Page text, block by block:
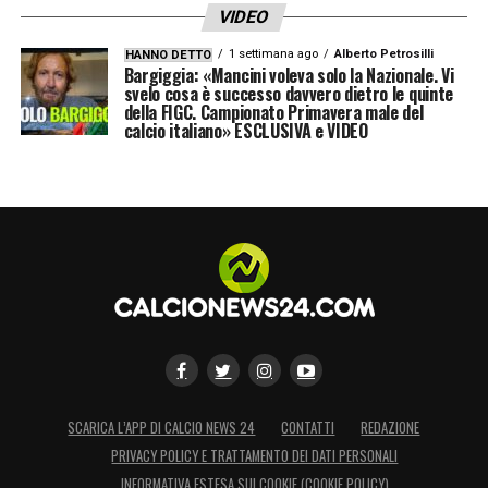
LA PLAYLIST DELLE NOSTRE TOP NEWS
VIDEO
HANNO DETTO 1 settimana ago Alberto Petrosilli
Bargiggia: «Mancini voleva solo la Nazionale. Vi
svelo cosa è successo davvero dietro le quinte
della FIGC. Campionato Primavera male del
calcio italiano» ESCLUSIVA e VIDEO
SCARICA L’APP DI CALCIO NEWS 24 CONTATTI
REDAZIONE
PRIVACY POLICY E TRATTAMENTO DEI DATI PERSONALI